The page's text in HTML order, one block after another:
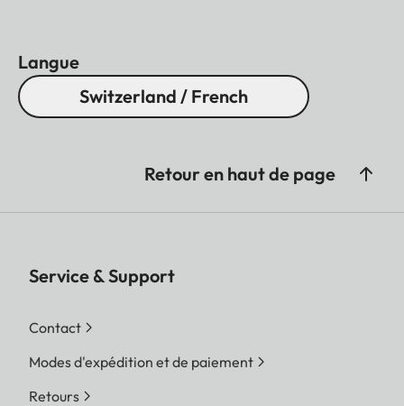
Langue
Switzerland / French
Retour en haut de page
Service & Support
Contact
Modes d'expédition et de paiement
Retours